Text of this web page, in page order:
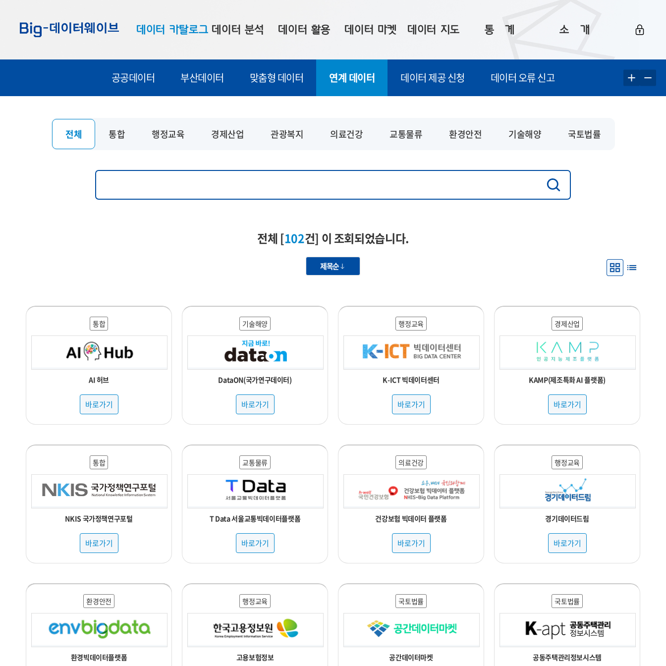
기
기
기
데이터 카탈로그
부산데이터
데이터 분석
우수사례
데이터 활용
시각화 서비스
데이터 마켓
맞춤형 의뢰
데이터 지도
데이터 현황
통ㅤ계
통계로 보는 부산
소ㅤ개
공지사항
공공데이터 부산데이터 맞춤형 데이터 연계 데이터 데이터 제공 신청 데이터 오류 신고
전체 통합 행정교육 경제산업 관광복지 의료건강 교통물류 환경안전 기술해양 국토법률
전체 [102건] 이 조회되었습니다.
제목순
통합
AI 허브
바로가기
기술해양
DataON(국가연구데이터)
바로가기
행정교육
K-ICT 빅데이터센터
바로가기
경제산업
KAMP(제조특화 AI 플랫폼)
바로가기
통합
NKIS 국가정책연구포털
바로가기
교통물류
T Data 서울교통빅데이터플랫폼
바로가기
의료건강
건강보험 빅데이터 플랫폼
바로가기
행정교육
경기데이터드림
바로가기
행정교육
경북 공공데이터
행정교육
고용보험정보
국토법률
공간데이터마켓
국토법률
공동주택관리정보시스템
관광복지
관광지식정보시스템
행정교육
광주광역시 빅데이터 통합플랫폼
행정교육
교육데이터플랫폼
행정교육
교육통계서비스
교통물류
교통사고분석시스템
교통물류
국가교통 DB센터
교통물류
국가교통 데이터 오픈마켓
국토법률
국가법령정보 공동활용
국토법률
국가법령정보센터
국토법률
국가생물종지식정보시스템
통합
국가중점데이터
행정교육
국가통계포털
환경안전
국가해양환경정보통합시스템
환경안전
국립수산과학원
의료건강
국립암센터 CONNECT
의료건강
국민의료정보
교통물류
국토교통 통계누리
국토법률
국토부 부동산실거래가
국토법률
국토정보플랫폼
경제산업
금융데이터거래소
경제산업
금융빅데이터플랫폼
경제산업
금융혁신빅데이터플랫폼
환경안전
기상기후 빅데이터 분석 플랫폼 날씨마루
환경안전
기상자료개방포털
기술해양
농림축산식품 공공데이터 포털
기술해양
농식품 빅데이터 거래소
행정교육
대학알리미
통합
대한민국 정보공개
국토법률
도로명주소
국토법률
도서관 정보나루
의료건강
라이프로그플랫폼
관광복지
문화빅데이터플랫폼
의료건강
보건복지데이터포털
의료건강
보건의료빅데이터개방시스템
의료건강
보건의료빅데이터플랫폼
관광복지
복지로
국토법률
부동산 공시가격 알리미
국토법률
부동산 빅데이터 플랫폼
환경안전
북한정보포털
국토법률
브이월드(디지털트윈국토)
국토법률
빅케이스
사회복지
사회보장통계
국토법률
산림빅데이터거래소
국토법률
상권정보
행정교육
서울특별시 빅데이터 캠퍼스
국토법률
세계법제정보센터
행정교육
세담터(세종을 담는 데이터)
환경안전
소방안전 빅데이터 플랫폼
경제산업
소상공인365
기술해양
스마트팜 빅데이터 플랫폼
의료건강
식의약 데이터 포털
의료건강
식의약품종합정보
의료건강
식품영양성분 데이터베이스
의료건강
식품의약품안전처 공공데이터활용
국토법률
엘박스
기술해양
연안 빅데이터 플랫폼
경제산업
열린재정 재정정보 공개시스템
경제산업
오픈업 상권정보
환경안전
외교부
환경안전
우주환경 빅데이터 플랫폼
행정교육
울산 빅데이터 활용 플랫폼
통합
원윈도우
교통물류
유통데이터 서비스 플랫폼
행정교육
인천광역시 빅데이터 통합 플랫폼
재난안전
재난관리정보
관광복지
제주관광 빅데이터서비스 플랫폼
국토법률
주택금융통계시스템
경제산업
중소,중견기업 빅데이터 플랫폼
행정교육
지방재정365
행정교육
지방행정 인허가 데이터개방
국토법률
지식재산정보 검색 서비스(KIPRIS)
국토법률
찾기쉬운 생활법령정보
기술해양
축산유통 통계누리
기술해양
축산유통정보 다봄
국토법률
출판유통통합전산망
환경안전
치안정책연구소
국토법률
케이스노트
환경안전
토양지하수정보시스템
행정교육
통계데이터센터
행정교육
통계지리정보
교통물류
표준노드링크 관리시스템
행정교육
학교알리미
관광복지
한국관광데이터랩
환경안전
한국수자원공사 공공데이터 개방 포털
경제산업
한국신용정보원 금융권AI플랫폼
행정교육
해양수산부 수산정보포털
기술해양
해양수산빅데이터플랫폼
기술해양
해양신산업 오픈 플랫폼
경제산업
화훼유통정보
환경안전
환경빅데이터플랫폼